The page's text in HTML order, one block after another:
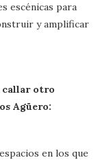
escénicas para
y amplificar
callar otro
Agüero:
en los que